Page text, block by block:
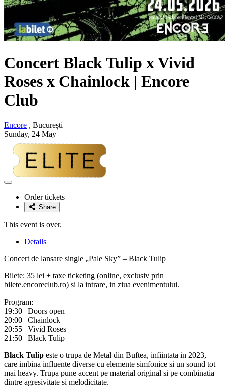
Concert Black Tulip xVivid
Roses x Chainlock | Encore
Club
Encore , București
Sunday, 24 May
Adaugă
favoriteOrder tickets
Share
This event is over.
Details
Concert de lansare single „Pale Sky” – Black Tulip
Bilete: 35 lei + taxe ticketing (online, exclusiv prin
bilete.encoreclub.ro) si la intrare, in ziua evenimentului.
Program:
19:30 | Doors open
20:00 | Chainlock
20:55 | Vivid Roses
21:50 | Black Tulip
Black Tulip este o trupa de Metal din Buftea, infiintata in 2023,
care imbina influente diverse cu elemente simfonice si un sound tot
mai heavy. Trupa pune accent pe material original si pe combinatia
dintre agresivitate si melodicitate.